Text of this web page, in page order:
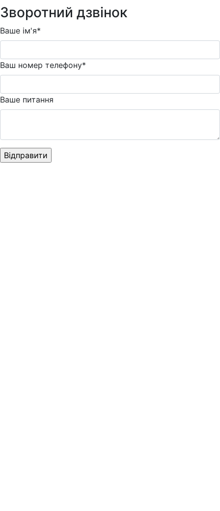
Зворотний дзвінок
Ваше ім'я*
Ваш номер телефону*
Ваше питання